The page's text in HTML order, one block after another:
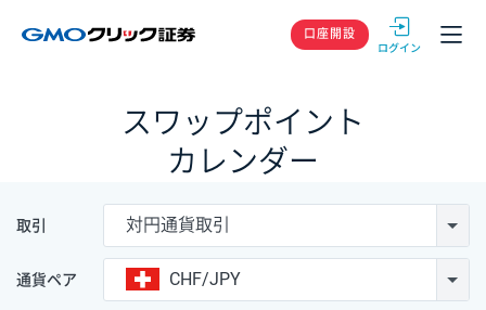
GMOクリック
口座開設
スワップポイント
カレンダー
取引 対円通貨取引
通貨ペア CHF/JPY